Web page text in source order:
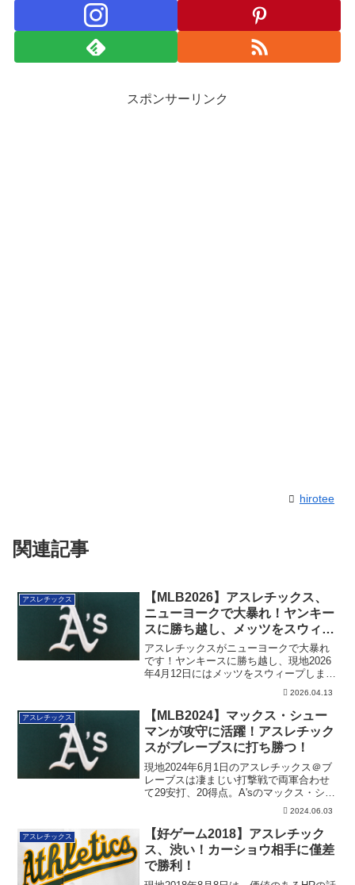
スポンサーリンク
hirotee
関連記事
アスレチックス
【MLB2026】アスレチックス、
ニューヨークで大暴れ！ヤンキー
スに勝ち越し、メッツをスウィー
プ！
アスレチックスがニューヨークで大暴れ
です！ヤンキースに勝ち越し、現地2026
年4月12日にはメッツをスウィープしまし
2026.04.13
アスレチックス
【MLB2024】マックス・シュー
マンが攻守に活躍！アスレチック
スがブレーブスに打ち勝つ！
現地2024年6月1日のアスレチックス＠ブ
レーブスは凄まじい打撃戦で両軍合わせ
て29安打、20得点。A'sのマックス・シュ
ーマンが攻守に大活躍したゲームでし
2024.06.03
アスレチックス
【好ゲーム2018】アスレチック
ス、渋い！カーショウ相手に僅差
で勝利！